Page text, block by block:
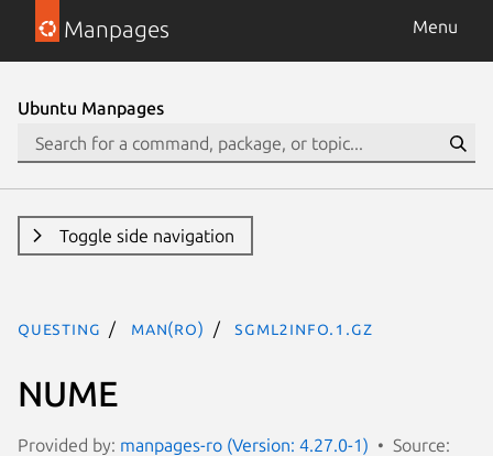
Manpages Menu
Ubuntu Manpages
Toggle side navigation
questing man(ro) sgml2info.1.gz
NUME
Provided by: manpages-ro (Version: 4.27.0-1)
Source: